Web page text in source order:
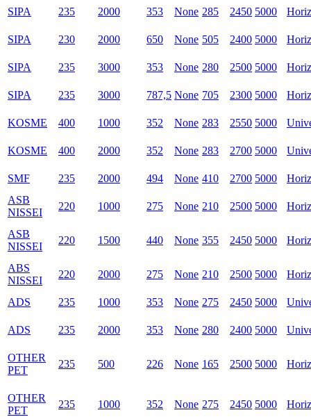
SIPA 235 2000 353 None 285 2450 5000
SIPA 230 2000 650 None 505 2400 5000
SIPA 235 3000 353 None 280 2500 5000
SIPA 235 3000 787,5 None 705 2300 5000
KOSME 400 1000 352 None 283 2550 5000
KOSME 400 2000 352 None 283 2700 5000
SMF 235 2000 494 None 410 2700 5000
ASB
NISSEI
220 1000 275 None 210 2500 5000
ASB
NISSEI
220 1500 440 None 355 2450 5000
ABS
NISSEI
220 2000 275 None 210 2500 5000
ADS 235 1000 353 None 275 2450 5000
ADS 235 2000 353 None 280 2400 5000
OTHER
PET
235 500 226 None 165 2500 5000
OTHER
PET
235 1000 352 None 275 2450 5000